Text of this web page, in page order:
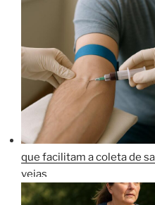
que facilitam a coleta de
veias